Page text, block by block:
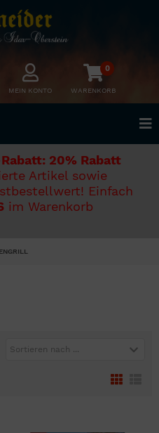
MEIN KONTO
0
WARENKORB
20% Rabatt
Artikel sowie
Einfach
im Warenkorb
Sortieren nach ...